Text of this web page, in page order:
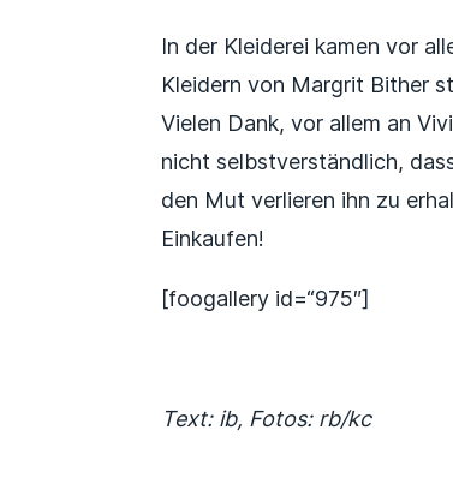
In der Kleiderei kamen vor
Kleidern von Margrit Bither
Vielen Dank, vor allem an
nicht selbstverständlich,
den Mut verlieren ihn zu
Einkaufen!
[foogallery id=“975″]
Text: ib, Fotos: rb/kc